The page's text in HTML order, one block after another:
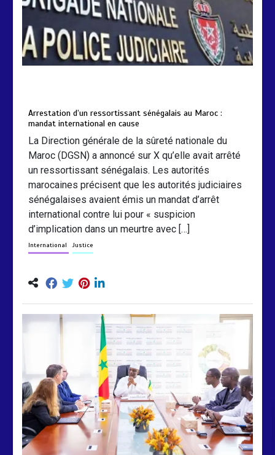
Arrestation d’un ressortissant sénégalais au Maroc :
mandat international en cause
La Direction générale de la sûreté nationale du
Maroc (DGSN) a annoncé sur X qu’elle avait arrêté
un ressortissant sénégalais. Les autorités
marocaines précisent que les autorités judiciaires
sénégalaises avaient émis un mandat d’arrêt
international contre lui pour « suspicion
d’implication dans un meurtre avec […]
International Justice